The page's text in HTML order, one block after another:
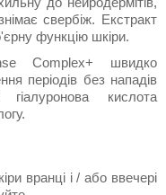
свербіж. Екстракт
функцію шкіри.
Complex+ швидко
періодів без нападів
кислота
вранці і / або ввечері